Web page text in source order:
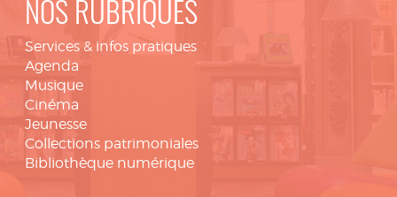
NOS RUBRIQUES
Services & infos pratiques
Agenda
Musique
Cinéma
Jeunesse
Collections patrimoniales
Bibliothèque numérique